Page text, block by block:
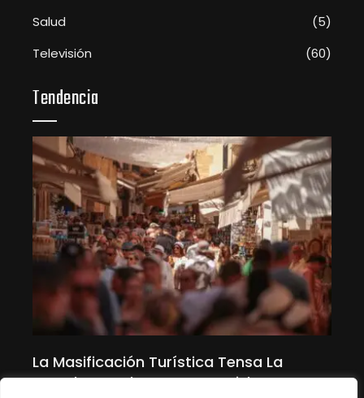
Salud
(5)
Televisión
(60)
Tendencia
La Masificación Turística Tensa La
Cuerda En Baleares: “Se Legisla Contra